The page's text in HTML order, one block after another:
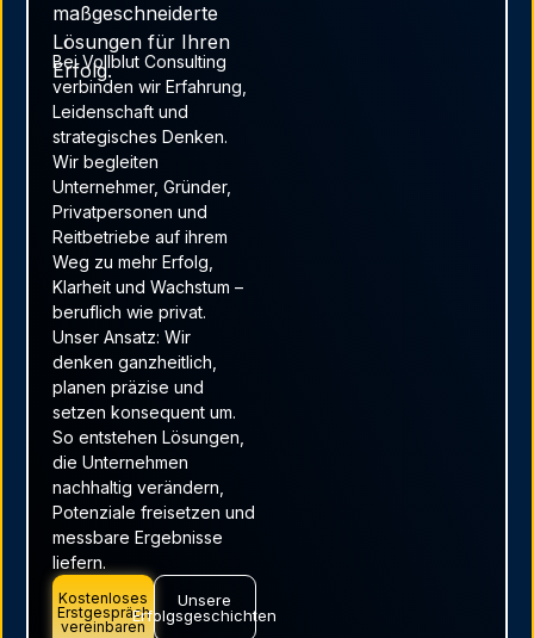
maßgeschneiderte
Lösungen für Ihren
Erfolg.
Bei Vollblut Consulting
verbinden wir Erfahrung,
Leidenschaft und
strategisches Denken.
Wir begleiten
Unternehmer, Gründer,
Privatpersonen und
Reitbetriebe auf ihrem
Weg zu mehr Erfolg,
Klarheit und Wachstum –
beruflich wie privat.
Unser Ansatz: Wir
denken ganzheitlich,
planen präzise und
setzen konsequent um.
So entstehen Lösungen,
die Unternehmen
nachhaltig verändern,
Potenziale freisetzen und
messbare Ergebnisse
liefern.
Kostenloses
Erstgespräch
vereinbaren
Unsere
Erfolgsgeschichten